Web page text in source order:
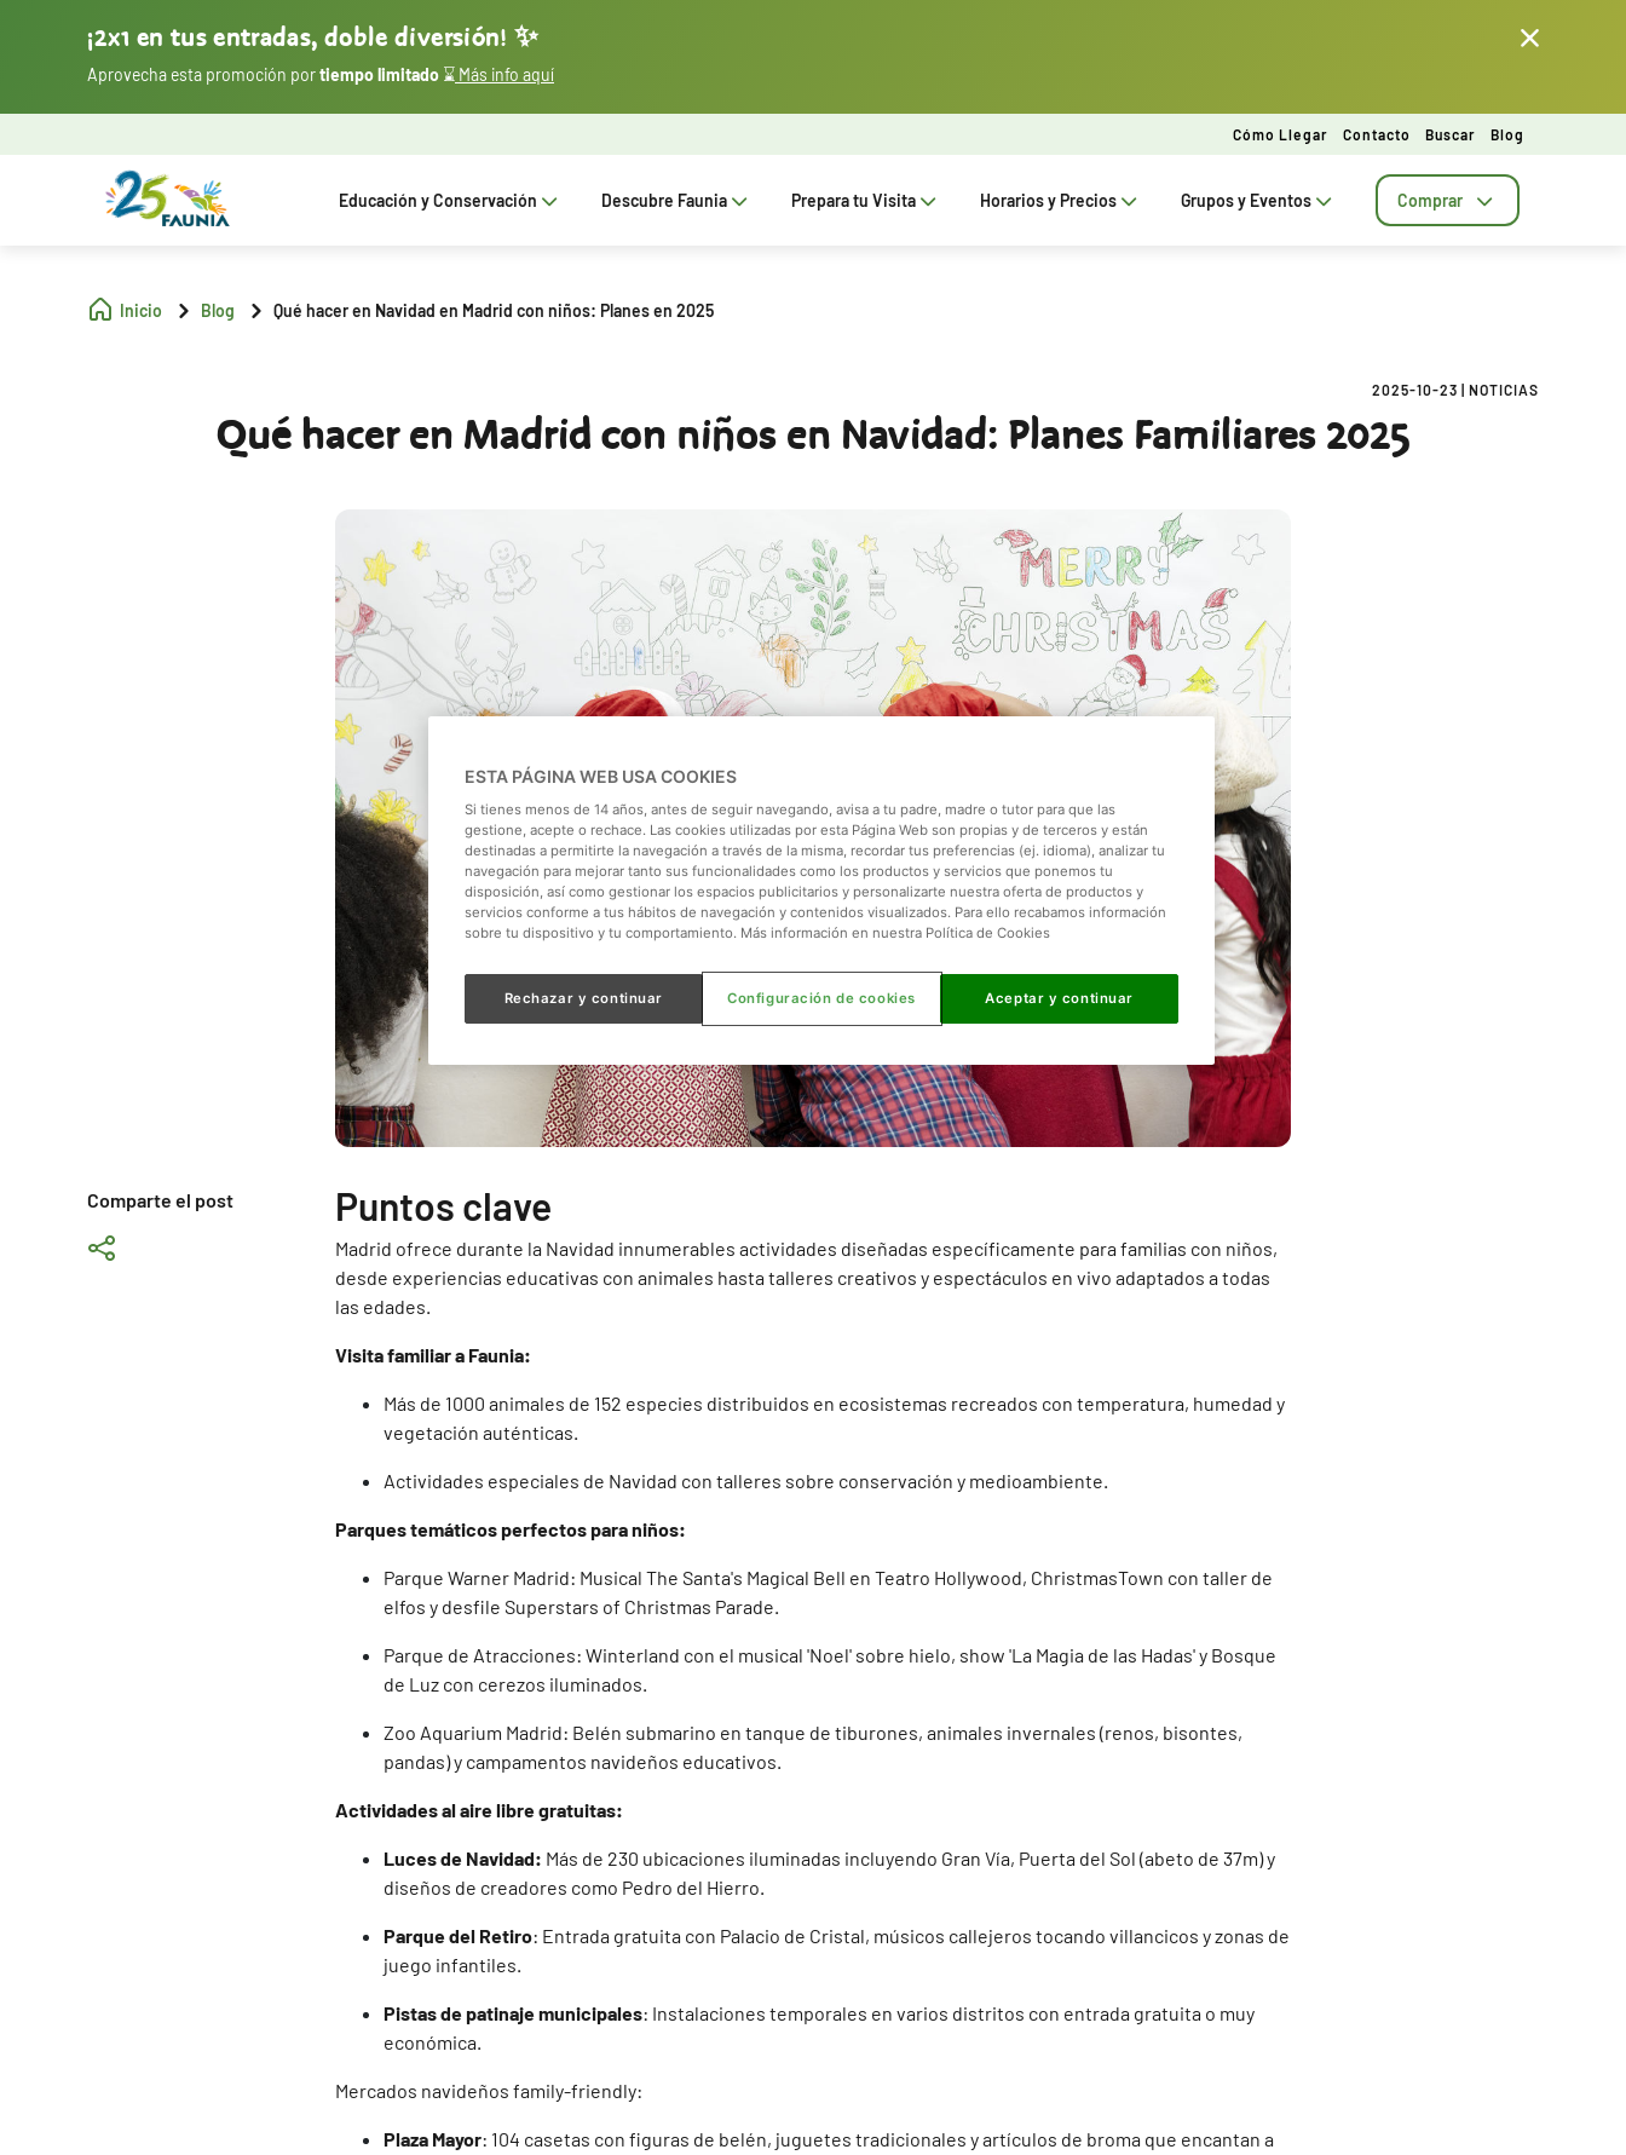
¡2x1 en tus entradas, doble diversión! ✨
Aprovecha esta promoción portiempo limitado ⌛ Más info aquí
Cómo Llegar Contacto Buscar Blog
Educación y Conservación Descubre Faunia Prepara tu Visita Horarios y Precios Grupos y Eventos Comprar
Inicio Blog Qué hacer en Navidad en Madrid con niños: Planes en 2025
2025-10-23 NOTICIAS
Qué hacer en Madrid con niños en Navidad: Planes Familiares 2025
Comparte el post Puntos clave
Madrid ofrece durante la Navidad innumerables actividades diseñadas específicamente para familias con niños,
desde experiencias educativas con animales hasta talleres creativos y espectáculos en vivo adaptados a todas
las edades.
Visita familiar a Faunia:
Más de 1000 animales de 152 especies distribuidos en ecosistemas recreados con temperatura, humedad y
vegetación auténticas.
Actividades especiales de Navidad con talleres sobre conservación y medioambiente.
Parques temáticos perfectos para niños:
Parque Warner Madrid: Musical The Santa's Magical Bell en Teatro Hollywood, ChristmasTown con taller de
elfos y desfile Superstars of Christmas Parade.
Parque de Atracciones: Winterland con el musical 'Noel' sobre hielo, show 'La Magia de las Hadas' y Bosque
de Luz con cerezos iluminados.
Zoo Aquarium Madrid: Belén submarino en tanque de tiburones, animales invernales (renos, bisontes,
pandas) y campamentos navideños educativos.
Actividades al aire libre gratuitas:
Luces de Navidad: Más de 230 ubicaciones iluminadas incluyendo Gran Vía, Puerta del Sol (abeto de 37m) y
diseños de creadores como Pedro del Hierro.
Parque del Retiro: Entrada gratuita con Palacio de Cristal, músicos callejeros tocando villancicos y zonas de
juego infantiles.
Pistas de patinaje municipales: Instalaciones temporales en varios distritos con entrada gratuita o muy
económica.
Mercados navideños family-friendly:
Plaza Mayor: 104 casetas con figuras de belén, juguetes tradicionales y artículos de broma que encantan a
ESTA PÁGINA WEB USA COOKIES
Si tienes menos de 14 años, antes de seguir navegando, avisa a tu padre, madre o tutor para que las
gestione, acepte o rechace. Las cookies utilizadas por esta Página Web son propias y de terceros y están
destinadas a permitirte la navegación a través de la misma, recordar tus preferencias (ej. idioma), analizar tu
navegación para mejorar tanto sus funcionalidades como los productos y servicios que ponemos tu
disposición, así como gestionar los espacios publicitarios y personalizarte nuestra oferta de productos y
servicios conforme a tus hábitos de navegación y contenidos visualizados. Para ello recabamos información
sobre tu dispositivo y tu comportamiento. Más información en nuestra Política de Cookies
Rechazar y continuar Aceptar y continuar
Configuración de cookies